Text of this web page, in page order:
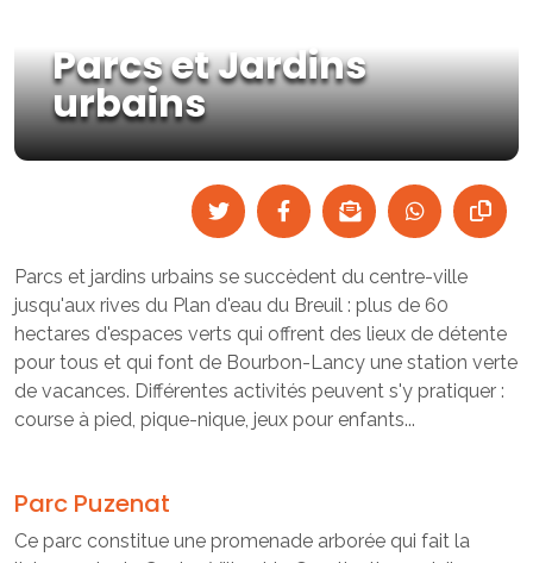
Parcs et Jardins
urbains
Parcs et jardins urbains se succèdent du centre-ville
jusqu'aux rives du Plan d'eau du Breuil : plus de 60
hectares d'espaces verts qui offrent des lieux de détente
pour tous et qui font de Bourbon-Lancy une station verte
de vacances. Différentes activités peuvent s'y pratiquer :
course à pied, pique-nique, jeux pour enfants...
Parc Puzenat
Ce parc constitue une promenade arborée qui fait la